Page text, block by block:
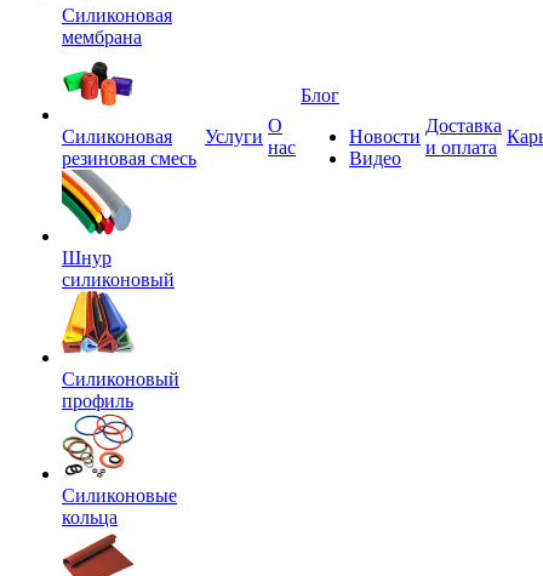
Силиконовая
мембрана
Силиконовая
резиновая смесь
Шнур
силиконовый
Силиконовый
профиль
Силиконовые
кольца
Услуги
О
нас
Блог
Новости
Видео
Доставка
и оплата